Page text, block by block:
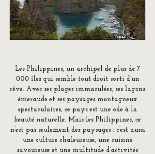
Les Philippines, un archipel de plus de 7
000 îles qui semble tout droit sorti d’un
rêve. Avec ses plages immaculées, ses lagons
émeraude et ses paysages montagneux
spectaculaires, ce pays est une ode à la
beauté naturelle. Mais les Philippines, ce
n’est pas seulement des paysages : c’est aussi
une culture chaleureuse, une cuisine
savoureuse et une multitude d’activités